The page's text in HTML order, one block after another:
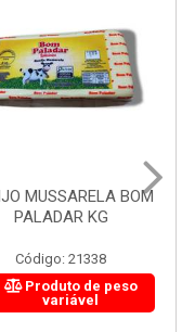
MUSSARELA BOM
PALADAR KG
Código: 21338
Produto de peso
variável